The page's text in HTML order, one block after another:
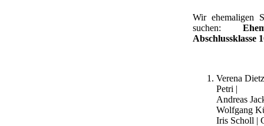
Wir ehemaligen
suchen:
Abschlussklasse
Verena
Petri |
Andreas
Wolfgang
Iris Scholl |